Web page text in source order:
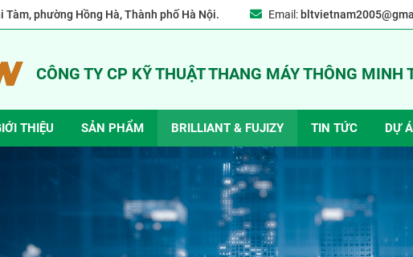
Tàm, phường Hồng Hà, Thành phố Hà Nội. Email:
CÔNG TY CP KỸ THUẬT THANG MÁY THÔNG MINH
THIỆU SẢN PHẨM BRILLIANT & FUJIZY TIN TỨC DỰ